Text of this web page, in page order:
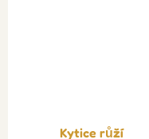
Kytice růží